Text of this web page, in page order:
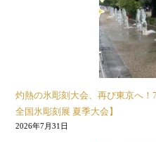
灼熱の氷彫刻大会、再び東京へ
全国氷彫刻展 夏季大会】
2026年7月31日